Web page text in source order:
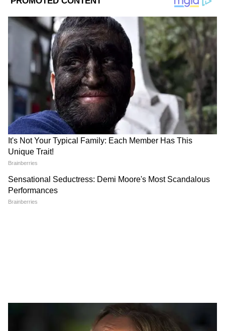
Source
Image Credit :Our Own
সরকার ২০০ মিলি থেকে ২০ লিটার পর্যন্ত নির্দিষ্ট
আকারের প্যাকেজিং নির্ধারণ করেছে। এটি দেশীয়
এই নিয়মগুলো শুধু এক বা দুই ধরনের তেলের মধ্যে
সীমাবদ্ধ থাকবে না। সর্ষের তেল, সূর্যমুখীর তেল,